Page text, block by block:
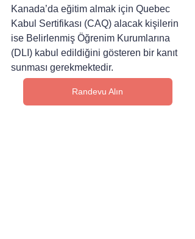
Kanada’da eğitim almak için Quebec
Kabul Sertifikası (CAQ) alacak kişilerin
ise Belirlenmiş Öğrenim Kurumlarına
(DLI) kabul edildiğini gösteren bir kanıt
sunması gerekmektedir.
Randevu Alın